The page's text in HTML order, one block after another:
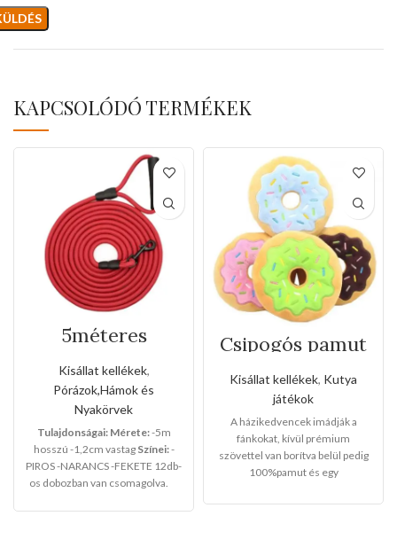
KAPCSOLÓDÓ TERMÉKEK
5méteres
szalagos
kézipóráz
Kisállat kellékek,
Pórázok,Hámok és
Nyakörvek
Tulajdonságai: Mérete:-5m
hosszú -1,2cm vastag Színei:-
PIROS -NARANCS -FEKETE 12db-
os dobozban van csomagolva.
Csipogós pamut
fánkok
Kisállat kellékek, Kutya
játékok
A házikedvencek imádják a
fánkokat, kívül prémium
szövettel van borítva belül pedig
100%pamut és egy
gombbal van hozzáadva.12db-os